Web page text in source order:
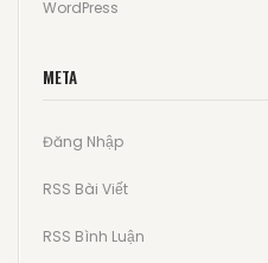
WordPress
META
Đăng Nhập
RSS Bài Viết
RSS Bình Luận